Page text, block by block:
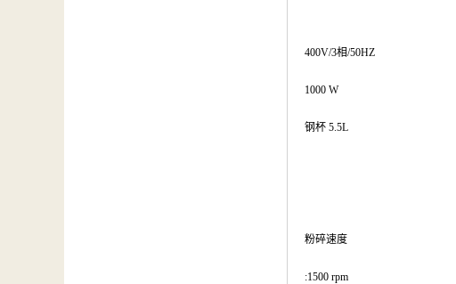
400V/3相/50HZ
1000 W
钢杯 5.5L
粉碎速度
:1500 rpm